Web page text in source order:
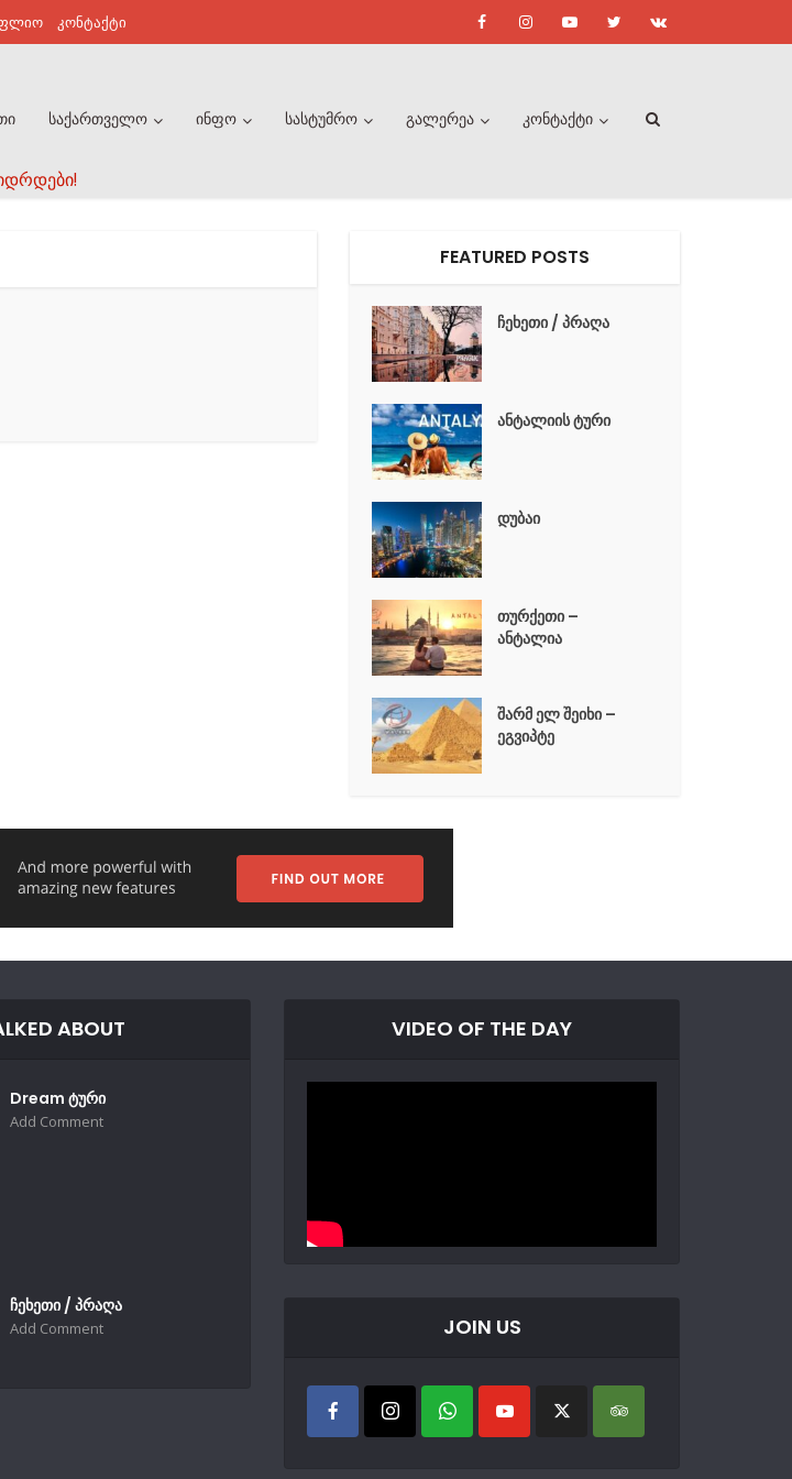
კონტაქტი
საქართველო ინფო სასტუმრო გალერეა კონტაქტი
FEATURED POSTS
ჩეხეთი / პრაღა
ანტალიის ტური
დუბაი
თურქეთი –
ანტალია
შარმ ელ შეიხი –
ეგვიპტე
ABOUT
Dream ტური
Add Comment
ჩეხეთი / პრაღა
Add Comment
VIDEO OF THE DAY
JOIN US